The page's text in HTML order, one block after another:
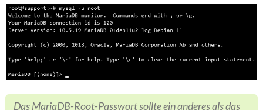
Das MariaDB-Root-Passwort sollte ein anderes als das